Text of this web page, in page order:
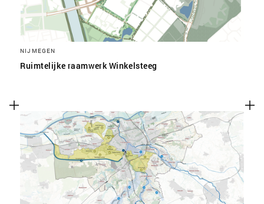
NIJMEGEN
Ruimtelijke raamwerk Winkelsteeg